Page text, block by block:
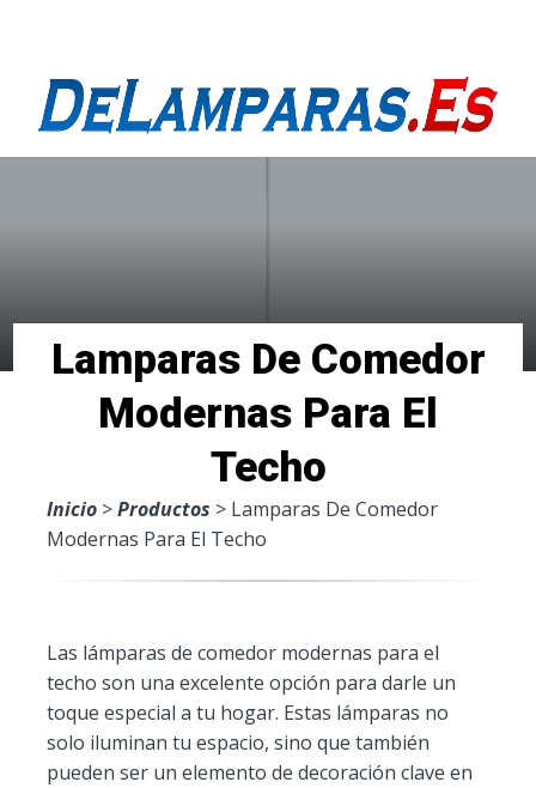
Lamparas De Comedor
Modernas Para El
Techo
Inicio>Productos > Lamparas De Comedor
Modernas Para El Techo
Las lámparas de comedor modernas para el
techo son una excelente opción para darle un
toque especial a tu hogar. Estas lámparas no
solo iluminan tu espacio, sino que también
pueden ser un elemento de decoración clave en